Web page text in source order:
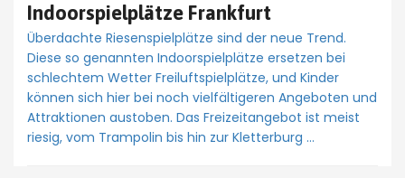
Indoorspielplätze Frankfurt
Überdachte Riesenspielplätze sind der neue Trend.
Diese so genannten Indoorspielplätze ersetzen bei
schlechtem Wetter Freiluftspielplätze, und Kinder
können sich hier bei noch vielfältigeren Angeboten und
Attraktionen austoben. Das Freizeitangebot ist meist
riesig, vom Trampolin bis hin zur Kletterburg …